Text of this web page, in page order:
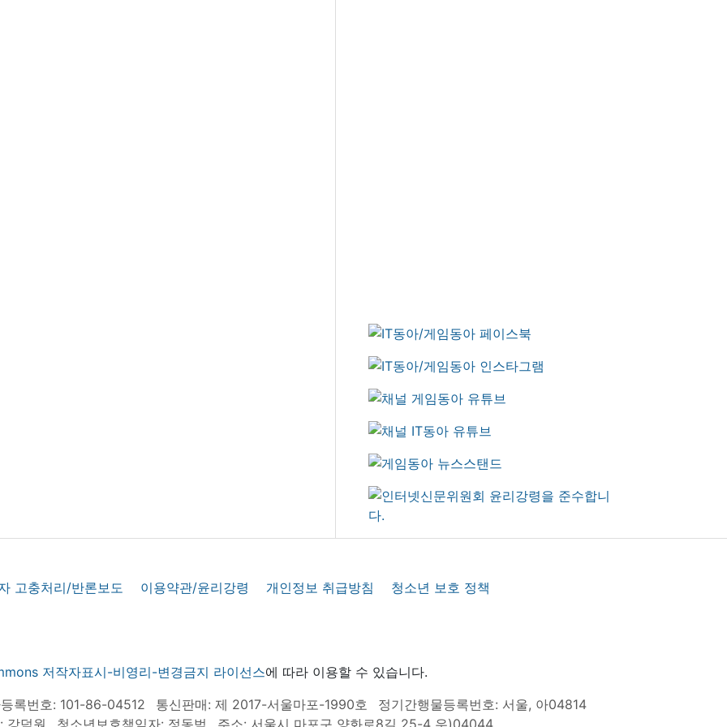
고충처리/반론보도 이용약관/윤리강령 개인정보 취급방침 청소년 보호 정책
저작자표시-비영리-변경금지 라이선스에 따라 이용할 수 있습니다.
록번호: 101-86-04512
통신판매: 제 2017-서울마포-1990호
정기간행물등록번호: 서울, 아04814
강덕원
청소년보호책임자: 정동범 주소: 서울시 마포구 양화로8길 25-4 우)04044